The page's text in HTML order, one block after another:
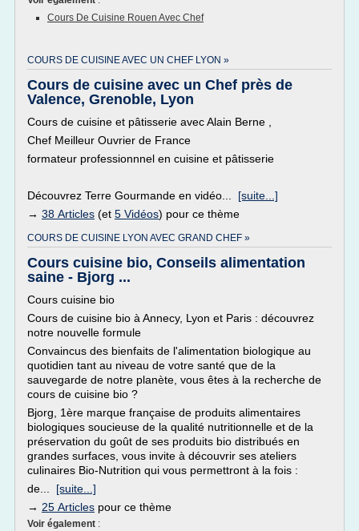
Cours De Cuisine Rouen Avec Chef
COURS DE CUISINE AVEC UN CHEF LYON »
Cours de cuisine avec un Chef près de
Valence, Grenoble, Lyon
Cours de cuisine et pâtisserie avec Alain Berne ,
Chef Meilleur Ouvrier de France
formateur professionnnel en cuisine et pâtisserie
Découvrez Terre Gourmande en vidéo... [suite...]
→ 38 Articles (et 5 Vidéos) pour ce thème
COURS DE CUISINE LYON AVEC GRAND CHEF »
Cours cuisine bio, Conseils alimentation
saine - Bjorg ...
Cours cuisine bio
Cours de cuisine bio à Annecy, Lyon et Paris : découvrez
notre nouvelle formule
Convaincus des bienfaits de l'alimentation biologique au
quotidien tant au niveau de votre santé que de la
sauvegarde de notre planète, vous êtes à la recherche de
cours de cuisine bio ?
Bjorg, 1ère marque française de produits alimentaires
biologiques soucieuse de la qualité nutritionnelle et de la
préservation du goût de ses produits bio distribués en
grandes surfaces, vous invite à découvrir ses ateliers
culinaires Bio-Nutrition qui vous permettront à la fois :
de... [suite...]
→ 25 Articles pour ce thème
Voir également :